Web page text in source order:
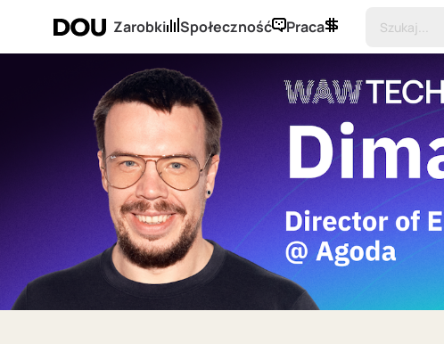
Zarobki Społeczność Praca